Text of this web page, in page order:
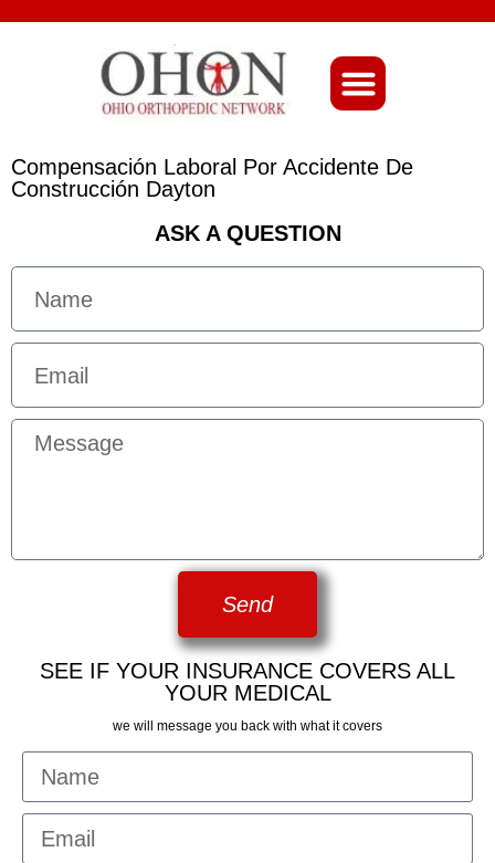
Compensación Laboral Por Accidente De
Construcción Dayton
ASK A QUESTION
Send
SEE IF YOUR INSURANCE COVERS ALL
YOUR MEDICAL
we will message you back with what it covers